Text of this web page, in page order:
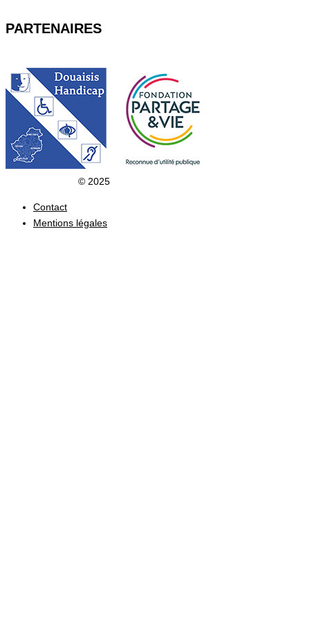
PARTENAIRES
© 2025
Contact
Mentions légales